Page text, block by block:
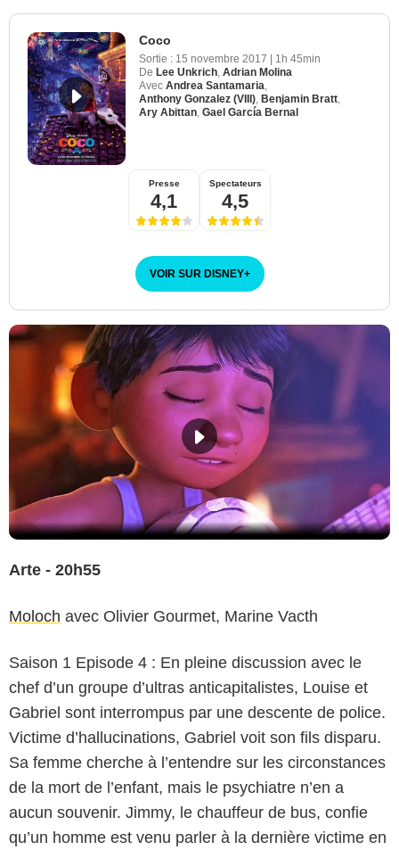
Coco
Sortie : 15 novembre 2017
1h 45min
De Lee Unkrich, Adrian Molina
Avec Andrea Santamaria,
Anthony Gonzalez (VIII), Benjamin Bratt,
Ary Abittan, Gael García Bernal
Presse
4,1
Spectateurs
4,5
VOIR SUR DISNEY+
Arte - 20h55
Moloch avec Olivier Gourmet, Marine Vacth
Saison 1 Episode 4 : En pleine discussion avec le
chef d’un groupe d’ultras anticapitalistes, Louise et
Gabriel sont interrompus par une descente de police.
Victime d’hallucinations, Gabriel voit son fils disparu.
Sa femme cherche à l’entendre sur les circonstances
de la mort de l’enfant, mais le psychiatre n’en a
aucun souvenir. Jimmy, le chauffeur de bus, confie
qu’un homme est venu parler à la dernière victime en